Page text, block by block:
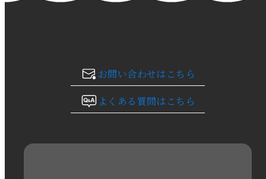
2023年10月
2023年8月
お問い合わせはこちら
よくある質問はこちら